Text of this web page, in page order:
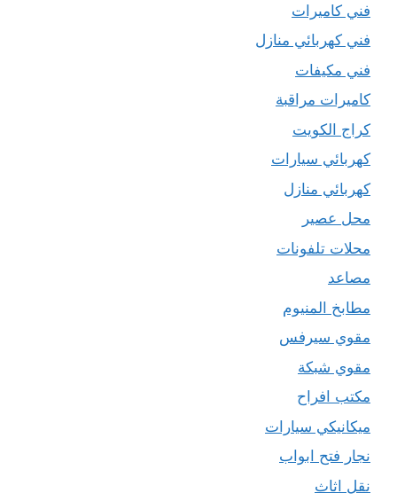
فني كاميرات
فني كهربائي منازل
فني مكيفات
كاميرات مراقبة
كراج الكويت
كهربائي سيارات
كهربائي منازل
محل عصير
محلات تلفونات
مصاعد
مطابخ المنيوم
مقوي سيرفس
مقوي شبكة
مكتب افراح
ميكانيكي سيارات
نجار فتح ابواب
نقل اثاث